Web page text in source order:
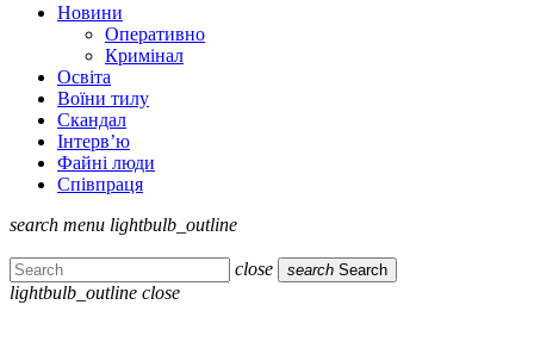
Новини
Оперативно
Кримінал
Освіта
Воїни тилу
Скандал
Інтерв’ю
Файні люди
Співпраця
search menu lightbulb_outline
close search Search
lightbulb_outline close